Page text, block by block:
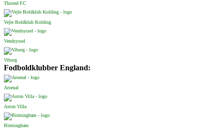
Thisted FC
Vejle Boldklub Kolding
Vendsyssel
Viborg
Fodboldklubber England:
Arsenal
Aston Villa
Birmingham